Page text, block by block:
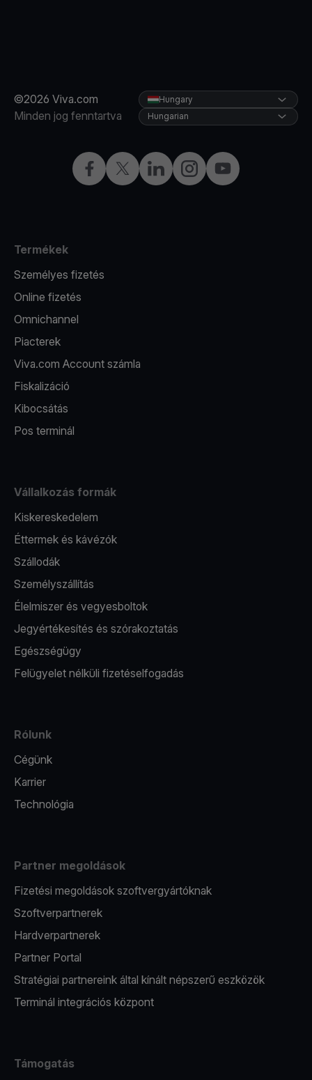
©2026 Viva.com
Minden jog fenntartva
FacebookTwitterLinkedInInstagramYouTube
Hungary
Hungarian
Termékek
Személyes fizetés
Online fizetés
Omnichannel
Piacterek
Viva.com Account számla
Fiskalizáció
Kibocsátás
Pos terminál
Vállalkozás formák
Kiskereskedelem
Éttermek és kávézók
Szállodák
Személyszállítás
Élelmiszer és vegyesboltok
Jegyértékesítés és szórakoztatás
Egészségügy
Felügyelet nélküli fizetéselfogadás
Rólunk
Cégünk
Karrier
Technológia
Partner megoldások
Fizetési megoldások szoftvergyártóknak
Szoftverpartnerek
Hardverpartnerek
Partner Portal
Stratégiai partnereink által kínált népszerű eszközök
Terminál integrációs központ
Támogatás